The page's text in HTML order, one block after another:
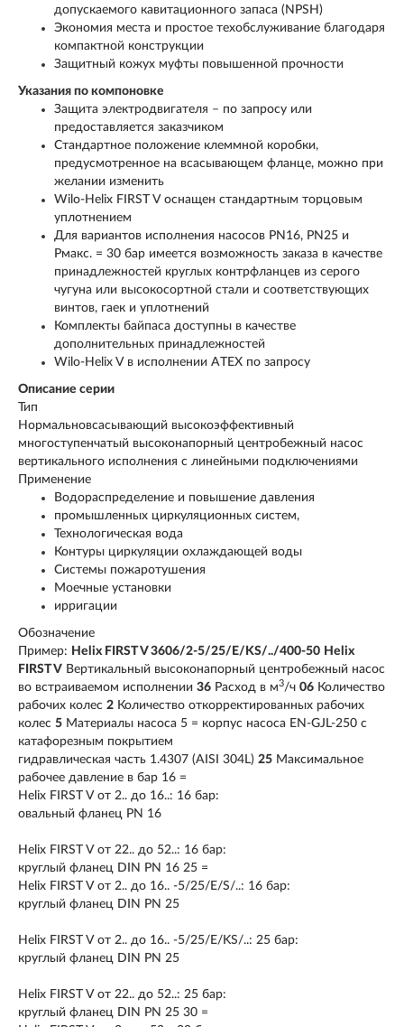
допускаемого кавитационного запаса (NPSH)
Экономия места и простое техобслуживание благодаря
компактной конструкции
Защитный кожух муфты повышенной прочности
Указания по компоновке
Защита электродвигателя – по запросу или
предоставляется заказчиком
Стандартное положение клеммной коробки,
предусмотренное на всасывающем фланце, можно при
желании изменить
Wilo-Helix FIRST V оснащен стандартным торцовым
уплотнением
Для вариантов исполнения насосов PN16, PN25 и
Pмакс. = 30 бар имеется возможность заказа в качестве
принадлежностей круглых контрфланцев из серого
чугуна или высокосортной стали и соответствующих
винтов, гаек и уплотнений
Комплекты байпаса доступны в качестве
дополнительных принадлежностей
Wilo-Helix V в исполнении ATEX по запросу
Описание серии
Тип
Нормальновсасывающий высокоэффективный
многоступенчатый высоконапорный центробежный насос
вертикального исполнения с линейными подключениями
Применение
Водораспределение и повышение давления
промышленных циркуляционных систем,
Технологическая вода
Контуры циркуляции охлаждающей воды
Системы пожаротушения
Моечные установки
ирригации
Обозначение
Пример: Helix FIRST V 3606/2-5/25/E/KS/../400-50 Helix
FIRST V Вертикальный высоконапорный центробежный насос
во встраиваемом исполнении 36 Расход в м3/ч 06 Количество
рабочих колес 2 Количество откорректированных рабочих
колес 5 Материалы насоса 5 = корпус насоса EN-GJL-250 с
катафорезным покрытием
гидравлическая часть 1.4307 (AISI 304L) 25 Максимальное
рабочее давление в бар 16 =
Helix FIRST V от 2.. до 16..: 16 бар:
овальный фланец PN 16
Helix FIRST V от 22.. до 52..: 16 бар:
круглый фланец DIN PN 16 25 =
Helix FIRST V от 2.. до 16.. -5/25/E/S/..: 16 бар:
круглый фланец DIN PN 25
Helix FIRST V от 2.. до 16.. -5/25/E/KS/..: 25 бар:
круглый фланец DIN PN 25
Helix FIRST V от 22.. до 52..: 25 бар:
круглый фланец DIN PN 25 30 =